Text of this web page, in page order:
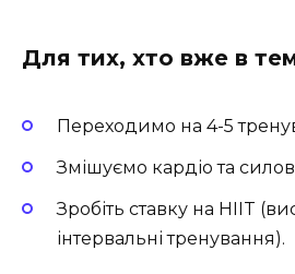
Для тих, хто вже в
Переходимо на 4-5
Змішуємо кардіо та
Зробіть ставку на HIIT
інтервальні тренування).